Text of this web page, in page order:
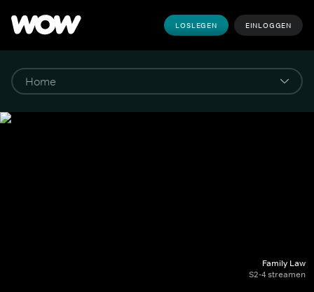
LOSLEGEN EINLOGGEN
Family Law
S2-4 streamen